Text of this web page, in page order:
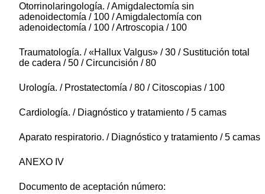
Otorrinolaringología. / Amigdalectomía sin
adenoidectomía / 100 / Amigdalectomía con
adenoidectomía / 100 / Artroscopia / 100
Traumatología. / «Hallux Valgus» / 30 / Sustitución total
de cadera / 50 / Circuncisión / 80
Urología. / Prostatectomía / 80 / Citoscopias / 100
Cardiología. / Diagnóstico y tratamiento / 5 camas
Aparato respiratorio. / Diagnóstico y tratamiento / 5 camas
ANEXO IV
Documento de aceptación número: